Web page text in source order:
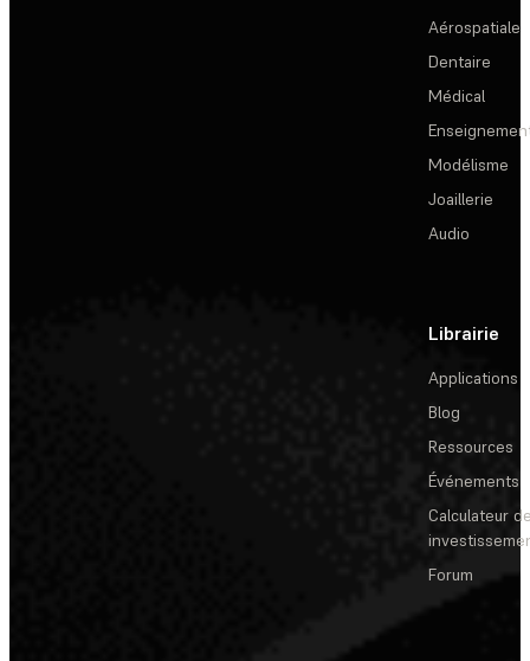
Aérospatiale
Dentaire
Médical
Modélisme
Joaillerie
Audio
Librairie
Applications
Blog
Ressources
Événements
Calculateur
Forum